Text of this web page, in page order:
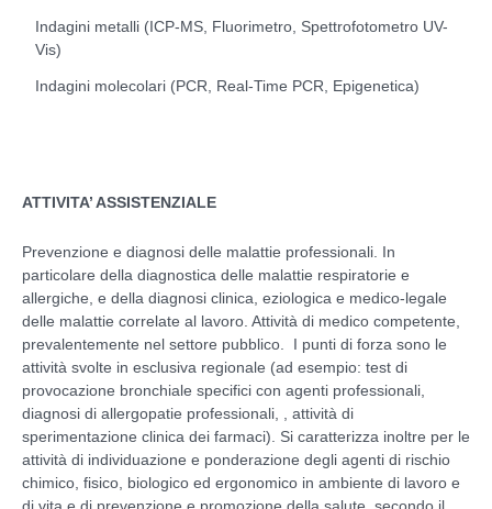
Indagini metalli (ICP-MS, Fluorimetro, Spettrofotometro UV-
Vis)
Indagini molecolari (PCR, Real-Time PCR, Epigenetica)
ATTIVITA’ ASSISTENZIALE
Prevenzione e diagnosi delle malattie professionali. In
particolare della diagnostica delle malattie respiratorie e
allergiche, e della diagnosi clinica, eziologica e medico-legale
delle malattie correlate al lavoro. Attività di medico competente,
prevalentemente nel settore pubblico. I punti di forza sono le
attività svolte in esclusiva regionale (ad esempio: test di
provocazione bronchiale specifici con agenti professionali,
diagnosi di allergopatie professionali, , attività di
sperimentazione clinica dei farmaci). Si caratterizza inoltre per le
attività di individuazione e ponderazione degli agenti di rischio
chimico, fisico, biologico ed ergonomico in ambiente di lavoro e
di vita e di prevenzione e promozione della salute, secondo il